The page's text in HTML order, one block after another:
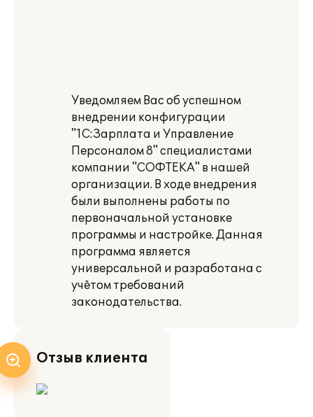
Уведомляем Вас об успешном
внедрении конфигурации
"1С:Зарплата и Управление
Персоналом 8" специалистами
компании "СОФТЕКА" в нашей
организации. В ходе внедрения
были выполнены работы по
первоначальной установке
программы и настройке. Данная
программа является
универсальной и разработана с
учётом требований
законодательства.
Отзыв клиента